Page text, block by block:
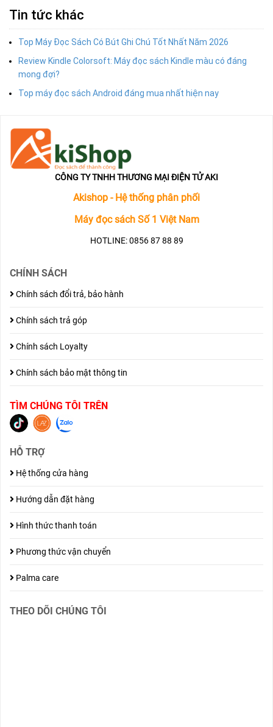
Tin tức khác
Top Máy Đọc Sách Có Bút Ghi Chú Tốt Nhất Năm 2026
Review Kindle Colorsoft: Máy đọc sách Kindle màu có đáng
mong đợi?
Top máy đọc sách Android đáng mua nhất hiện nay
CÔNG TY TNHH THƯƠNG MẠI ĐIỆN TỬ AKI
Akishop - Hệ thống phân phối
Máy đọc sách Số 1 Việt Nam
HOTLINE: 0856 87 88 89
CHÍNH SÁCH
Chính sách đổi trả, bảo hành
Chính sách trả góp
Chính sách Loyalty
Chính sách bảo mật thông tin
TÌM CHÚNG TÔI TRÊN
HỖ TRỢ
Hệ thống cửa hàng
Hướng dẫn đặt hàng
Hình thức thanh toán
Phương thức vận chuyển
Palma care
THEO DÕI CHÚNG TÔI